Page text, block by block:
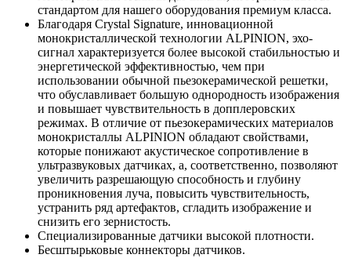
стандартом для нашего оборудования премиум класса.
Благодаря Crystal Signature, инновационной
монокристаллической технологии ALPINION, эхо-
сигнал характеризуется более высокой стабильностью и
энергетической эффективностью, чем при
использовании обычной пьезокерамической решетки,
что обуславливает большую однородность изображения
и повышает чувствительность в допплеровских
режимах. В отличие от пьезокерамических материалов
монокристаллы АLPINION обладают свойствами,
которые понижают акустическое сопротивление в
ультразвуковых датчиках, а, соответственно, позволяют
увеличить разрешающую способность и глубину
проникновения луча, повысить чувствительность,
устранить ряд артефактов, сгладить изображение и
снизить его зернистость.
Специализированные датчики высокой плотности.
Бесштырьковые коннекторы датчиков.